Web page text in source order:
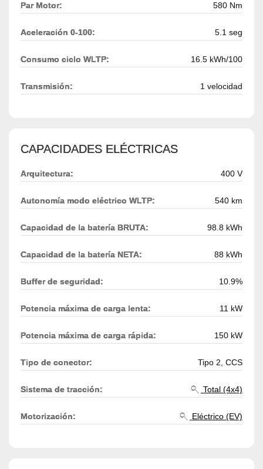
Par Motor: 580 Nm
Aceleración 0-100: 5.1 seg
Consumo ciclo WLTP: 16.5 kWh/100
Transmisión: 1 velocidad
CAPACIDADES ELÉCTRICAS
Arquitectura: 400 V
Autonomía modo eléctrico WLTP: 540 km
Capacidad de la batería BRUTA: 98.8 kWh
Capacidad de la batería NETA: 88 kWh
Buffer de seguridad: 10.9%
Potencia máxima de carga lenta: 11 kW
Potencia máxima de carga rápida: 150 kW
Tipo de conector: Tipo 2, CCS
Sistema de tracción: Total (4x4)
Motorización: Eléctrico (EV)